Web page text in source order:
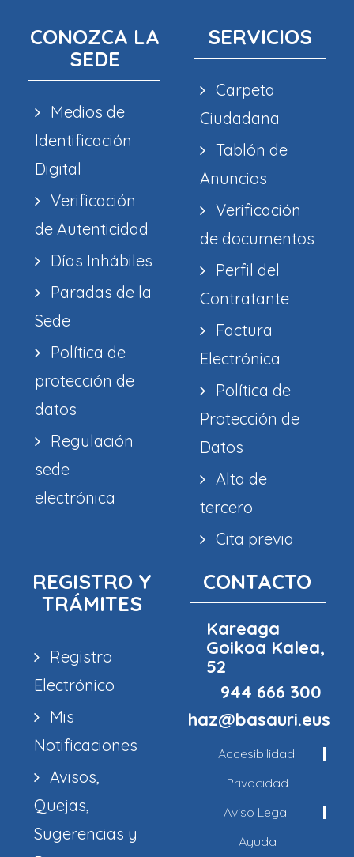
CONOZCA LA
SEDE
Medios de
Identificación
Digital
Verificación
de Autenticidad
Días Inhábiles
Paradas de la
Sede
Política de
protección de
datos
Regulación
sede
electrónica
SERVICIOS
Carpeta
Ciudadana
Tablón de
Anuncios
Verificación
de documentos
Perfil del
Contratante
Factura
Electrónica
Política de
Protección de
Datos
Alta de
tercero
Cita previa
REGISTRO Y
TRÁMITES
Registro
Electrónico
Mis
Notificaciones
Avisos,
Quejas,
Sugerencias y
CONTACTO
Kareaga
Goikoa Kalea,
52
944 666 300
haz@basauri.eus
Accesibilidad
Privacidad
Aviso Legal
Ayuda